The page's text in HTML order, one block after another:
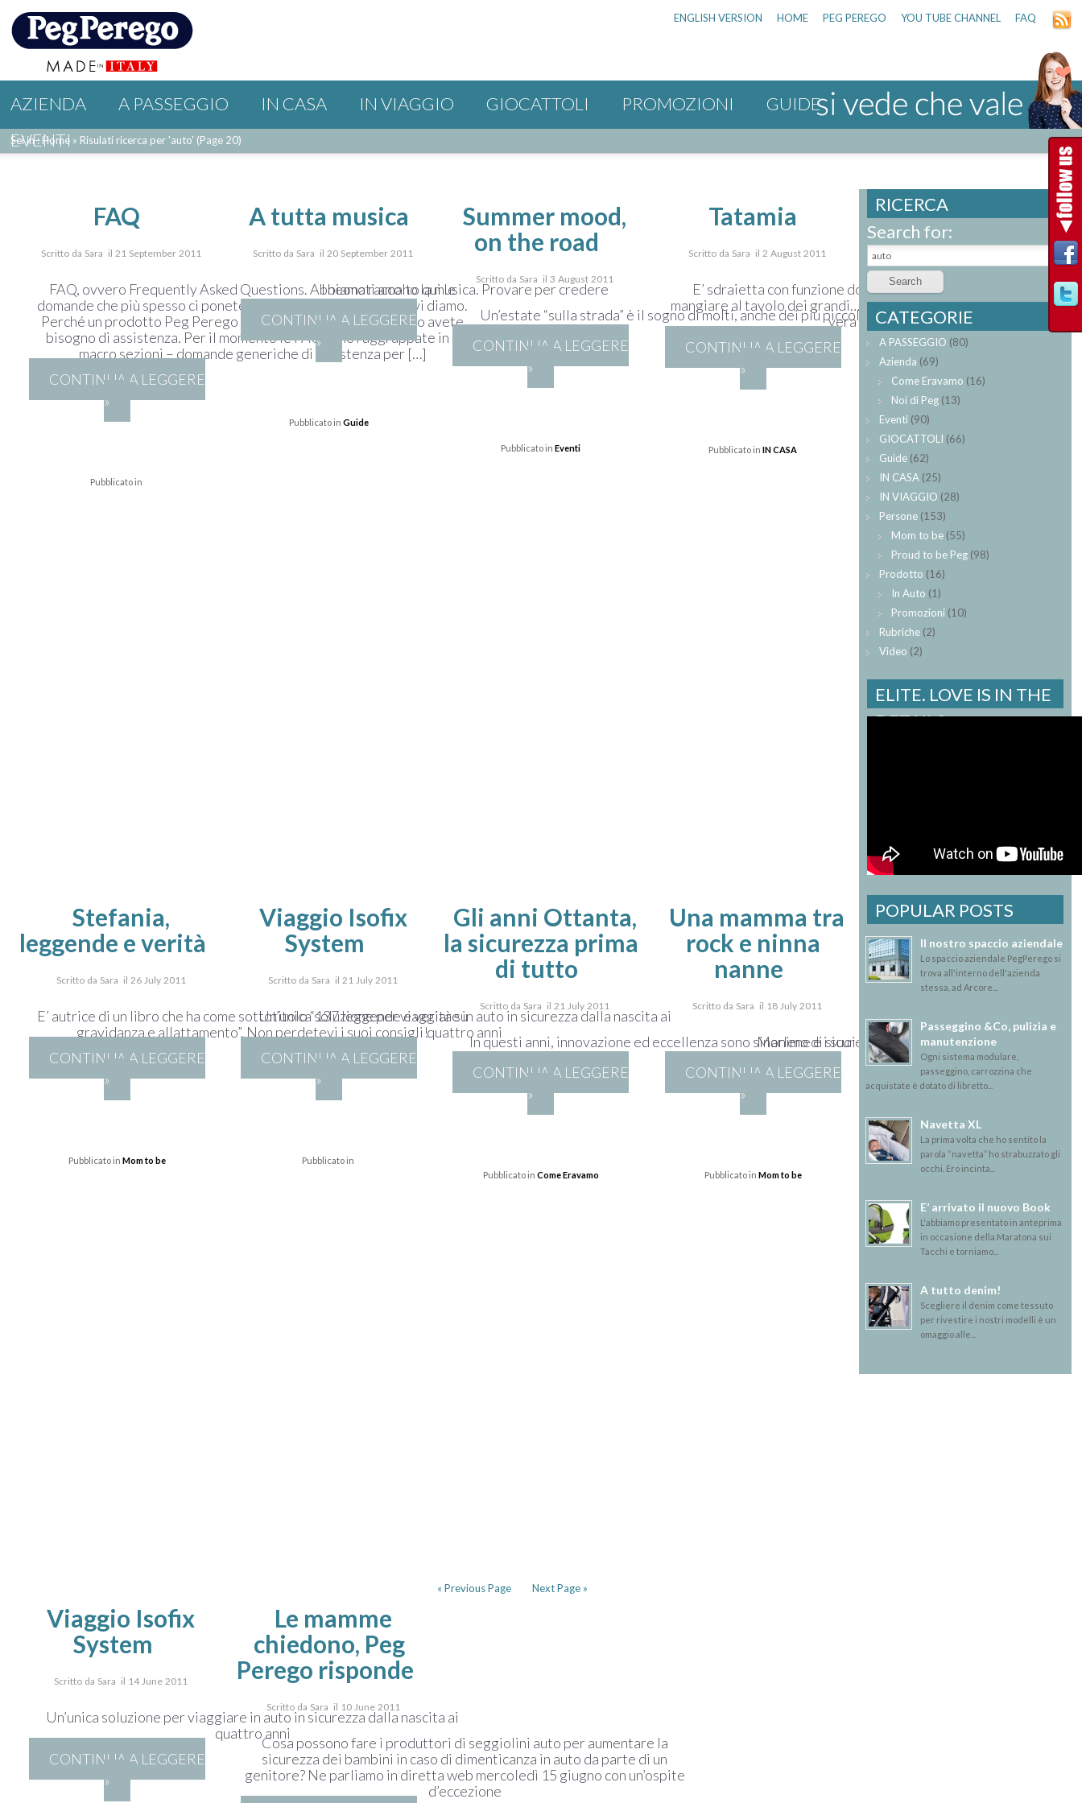
ENGLISH VERSION HOME PEG PEREGO YOU TUBE CHANNEL FAQ
AZIENDA A PASSEGGIO IN CASA IN VIAGGIO GIOCATTOLI PROMOZIONI
GUIDE
EVENTI
Sei in : Home » Risulati ricerca per 'auto' (Page 20)
FAQ
Scritto da Sara il 21 September 2011
FAQ, ovvero Frequently Asked Questions. Abbiamo raccolto qui le
domande che più spesso ci ponete, le risposte e i consigli che vi diamo.
Perché un prodotto Peg Perego si vede che vale anche quando avete
bisogno di assistenza. Per il momento le FAQ sono raggruppate in 4
macro sezioni – domande generiche di assistenza per […]
CONTINUA A LEGGERE
»
Pubblicato in
A tutta musica
Scritto da Sara il 20 September 2011
I neonati amano la musica. Provare per credere
CONTINUA A LEGGERE
»
Pubblicato inGuide
Summer mood,
on the road
Scritto da Sara il 3 August 2011
Un’estate “sulla strada” è il sogno di molti, anche dei più piccoli…
CONTINUA A LEGGERE
»
Pubblicato inEventi
Tatamia
Scritto da Sara il 2 August 2011
E’ sdraietta con funzione dondolo, seggiolone, prima seduta
mangiare al tavolo dei grandi… più che un seggiolone
vera e propria tata!
CONTINUA A LEGGERE
»
Pubblicato inIN CASA
Stefania,
leggende e verità
Scritto da Sara il 26 July 2011
E’ autrice di un libro che ha come sottotitolo “137 leggende e verità su
gravidanza e allattamento”. Non perdetevi i suoi consigli!
CONTINUA A LEGGERE
»
Pubblicato in Mom to be
Viaggio Isofix
System
Scritto da Sara il 21 July 2011
Un’unica soluzione per viaggiare in auto in sicurezza dalla nascita ai
quattro anni
CONTINUA A LEGGERE
»
Pubblicato in
Gli anni Ottanta,
la sicurezza prima
di tutto
Scritto da Sara il 21 July 2011
In questi anni, innovazione ed eccellenza sono sinonimo di sicurezza
CONTINUA A LEGGERE
»
Pubblicato in Come Eravamo
Una mamma tra
rock e ninna
nanne
Scritto da Sara il 18 July 2011
Marlene e i suoi consigli… a suon di musica!
CONTINUA A LEGGERE
»
Pubblicato in Mom to be
Viaggio Isofix
System
Scritto da Sara il 14 June 2011
Un’unica soluzione per viaggiare in auto in sicurezza dalla nascita ai
quattro anni
CONTINUA A LEGGERE
»
Le mamme
chiedono, Peg
Perego risponde
Scritto da Sara il 10 June 2011
Cosa possono fare i produttori di seggiolini auto per aumentare la
sicurezza dei bambini in caso di dimenticanza in auto da parte di un
genitore? Ne parliamo in diretta web mercoledì 15 giugno con un’ospite
d’eccezione
« Previous Page Next Page »
RICERCA
Search for:
CATEGORIE
A PASSEGGIO (80)
Azienda (69)
Come Eravamo (16)
Noi di Peg (13)
Eventi (90)
GIOCATTOLI (66)
Guide (62)
IN CASA (25)
IN VIAGGIO (28)
Persone (153)
Mom to be (55)
Proud to be Peg (98)
Prodotto (16)
In Auto (1)
Promozioni (10)
Rubriche (2)
Video (2)
ELITE. LOVE IS IN THE
DETAILS.
POPULAR POSTS
Il nostro spaccio aziendale
Lo spaccio aziendale PegPerego si
trova all'interno dell'azienda
stessa, ad Arcore...
Passeggino &Co, pulizia e
manutenzione
Ogni sistema modulare,
passeggino, carrozzina che
acquistate è dotato di libretto...
Navetta XL
La prima volta che ho sentito la
parola “navetta” ho strabuzzato gli
occhi. Ero incinta...
E’ arrivato il nuovo Book
L'abbiamo presentato in anteprima
in occasione della Maratona sui
Tacchi e torniamo...
A tutto denim!
Scegliere il denim come tessuto
per rivestire i nostri modelli è un
omaggio alle...